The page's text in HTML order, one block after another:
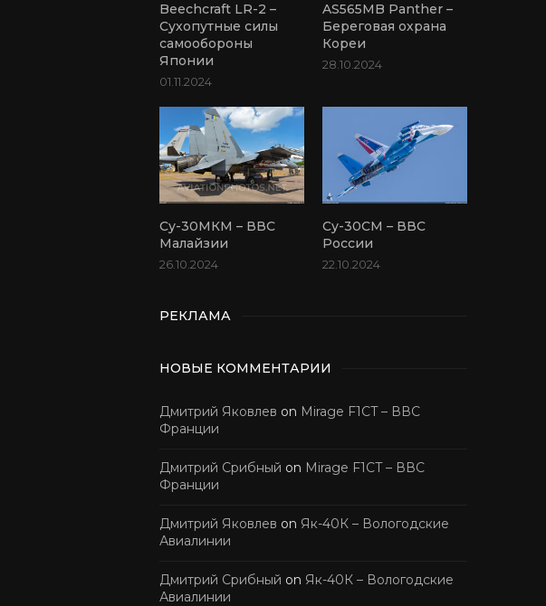
Beechcraft LR-2 –
Сухопутные силы
самообороны
Японии
01.11.2024
AS565MB Panther –
Береговая охрана
Кореи
28.10.2024
Су-30МКМ – ВВС
Малайзии
26.10.2024
Су-30СМ – ВВС
России
22.10.2024
РЕКЛАМА
НОВЫЕ КОММЕНТАРИИ
Дмитрий Яковлев on Mirage F1CT – ВВС
Франции
Дмитрий Срибный on Mirage F1CT – ВВС
Франции
Дмитрий Яковлев on Як-40К – Вологодские
Авиалинии
Дмитрий Срибный on Як-40К – Вологодские
Авиалинии